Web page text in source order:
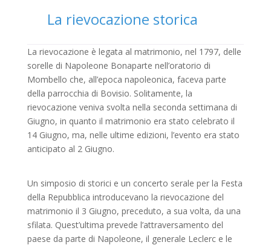
La rievocazione storica
La rievocazione è legata al matrimonio, nel 1797, delle
sorelle di Napoleone Bonaparte nell’oratorio di
Mombello che, all’epoca napoleonica, faceva parte
della parrocchia di Bovisio. Solitamente, la
rievocazione veniva svolta nella seconda settimana di
Giugno, in quanto il matrimonio era stato celebrato il
14 Giugno, ma, nelle ultime edizioni, l’evento era stato
anticipato al 2 Giugno.
Un simposio di storici e un concerto serale per la Festa
della Repubblica introducevano la rievocazione del
matrimonio il 3 Giugno, preceduto, a sua volta, da una
sfilata. Quest’ultima prevede l’attraversamento del
paese da parte di Napoleone, il generale Leclerc e le